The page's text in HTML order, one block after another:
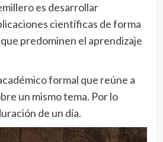
es desarrollar
científicas de forma
predominen el aprendizaje
formal que reúne a
un mismo tema. Por lo
de un día.